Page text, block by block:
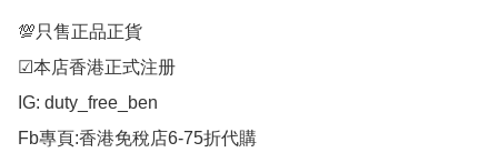
💯只售正品正貨
☑︎本店香港正式注册
IG: duty_free_ben
Fb專頁:香港免稅店6-75折代購